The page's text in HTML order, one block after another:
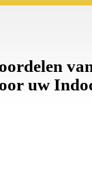
uw